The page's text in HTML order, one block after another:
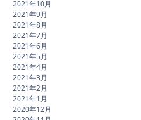
2021年10月
2021年9月
2021年8月
2021年7月
2021年6月
2021年5月
2021年4月
2021年3月
2021年2月
2021年1月
2020年12月